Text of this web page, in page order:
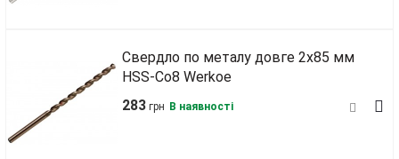
Свердло по металу довге 2х85 мм
HSS‑Co8 Werkoe
283 грн В наявності